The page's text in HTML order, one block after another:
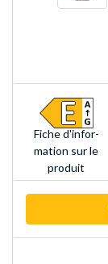
Fiche d'infor­
mation sur le
produit